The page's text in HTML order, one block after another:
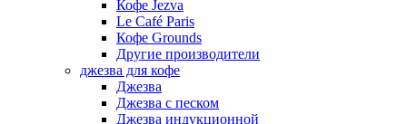
Кофе Jezva
Le Café Paris
Кофе Grounds
Другие производители
джезва для кофе
Джезва
Джезва с песком
Джезва индукционной